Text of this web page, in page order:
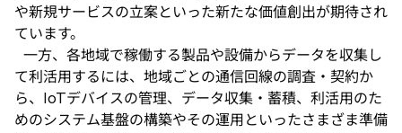
や新規サービスの立案といった新たな価値創出が期待され
ています。
一方、各地域で稼働する製品や設備からデータを収集し
て利活用するには、地域ごとの通信回線の調査・契約か
ら、IoTデバイスの管理、データ収集・蓄積、利活用のた
めのシステム基盤の構築やその運用といったさまざま準備